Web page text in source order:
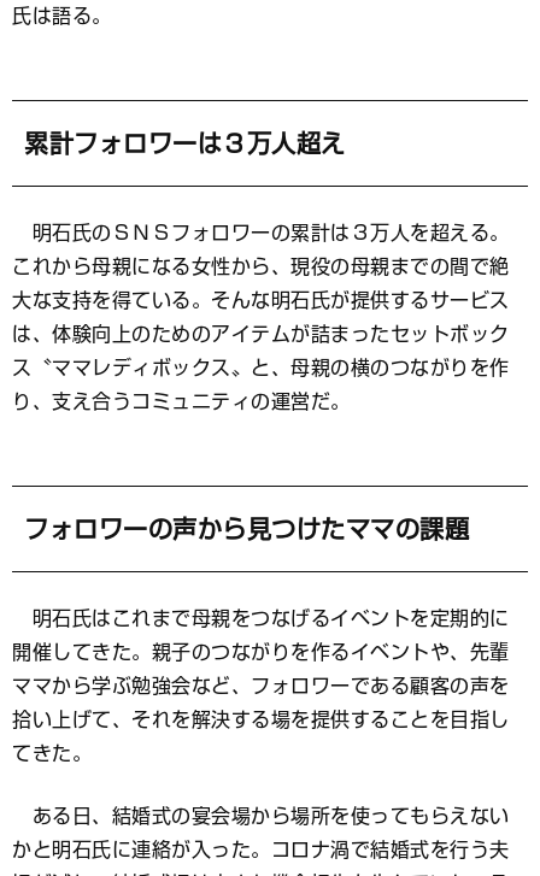
氏は語る。
累計フォロワーは３万人超え
明石氏のＳＮＳフォロワーの累計は３万人を超える。
これから母親になる女性から、現役の母親までの間で絶
大な支持を得ている。そんな明石氏が提供するサービス
は、体験向上のためのアイテムが詰まったセットボック
ス〝ママレディボックス〟と、母親の横のつながりを作
り、支え合うコミュニティの運営だ。
フォロワーの声から見つけたママの課題
明石氏はこれまで母親をつなげるイベントを定期的に
開催してきた。親子のつながりを作るイベントや、先輩
ママから学ぶ勉強会など、フォロワーである顧客の声を
拾い上げて、それを解決する場を提供することを目指し
てきた。
ある日、結婚式の宴会場から場所を使ってもらえない
かと明石氏に連絡が入った。コロナ渦で結婚式を行う夫